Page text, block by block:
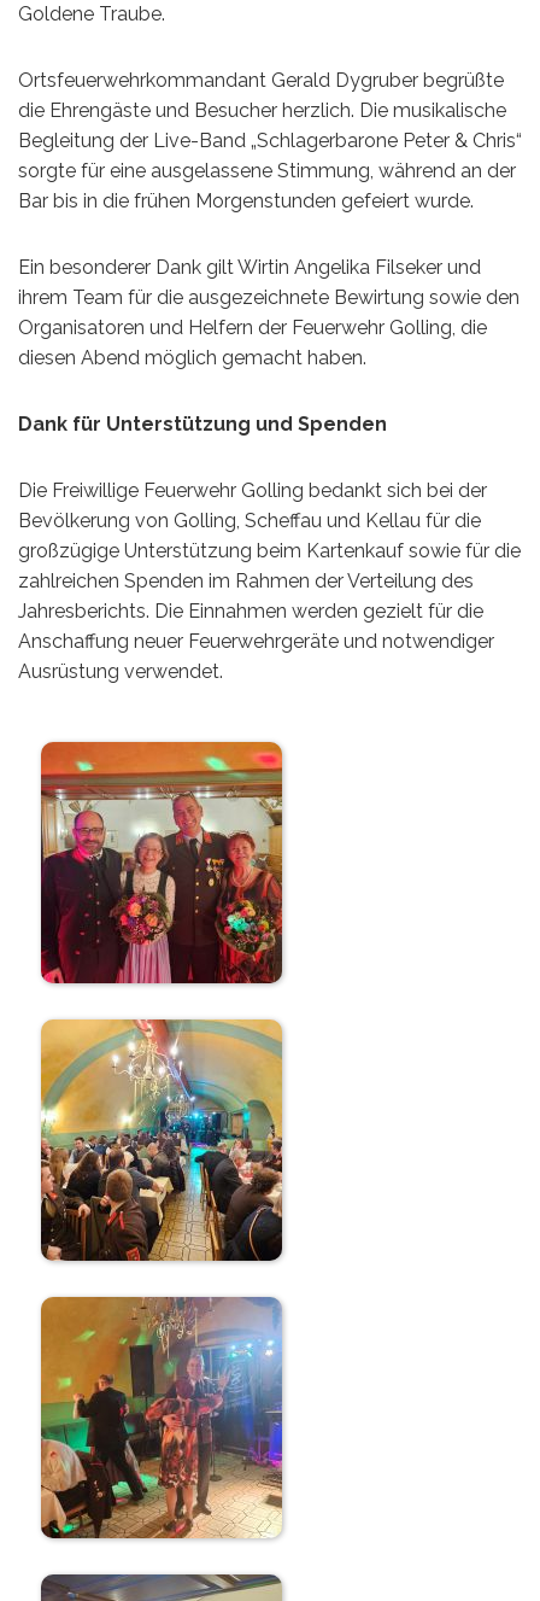
Goldene Traube.
Ortsfeuerwehrkommandant Gerald Dygruber begrüßte
die Ehrengäste und Besucher herzlich. Die musikalische
Begleitung der Live-Band „Schlagerbarone Peter & Chris“
sorgte für eine ausgelassene Stimmung, während an der
Bar bis in die frühen Morgenstunden gefeiert wurde.
Ein besonderer Dank gilt Wirtin Angelika Filseker und
ihrem Team für die ausgezeichnete Bewirtung sowie den
Organisatoren und Helfern der Feuerwehr Golling, die
diesen Abend möglich gemacht haben.
Dank für Unterstützung und Spenden
Die Freiwillige Feuerwehr Golling bedankt sich bei der
Bevölkerung von Golling, Scheffau und Kellau für die
großzügige Unterstützung beim Kartenkauf sowie für die
zahlreichen Spenden im Rahmen der Verteilung des
Jahresberichts. Die Einnahmen werden gezielt für die
Anschaffung neuer Feuerwehrgeräte und notwendiger
Ausrüstung verwendet.